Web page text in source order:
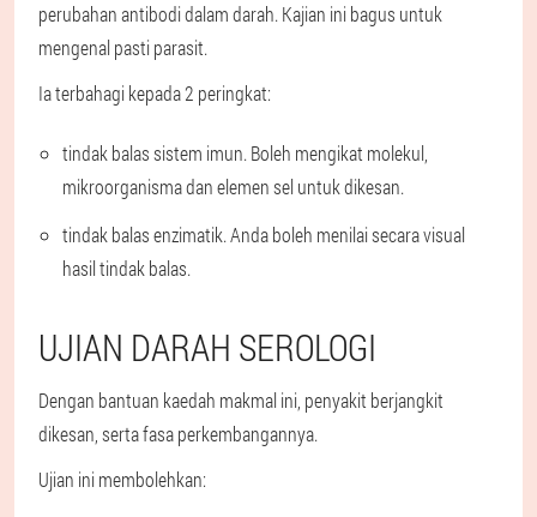
perubahan antibodi dalam darah. Kajian ini bagus untuk
mengenal pasti parasit.
Ia terbahagi kepada 2 peringkat:
tindak balas sistem imun. Boleh mengikat molekul,
mikroorganisma dan elemen sel untuk dikesan.
tindak balas enzimatik. Anda boleh menilai secara visual
hasil tindak balas.
UJIAN DARAH SEROLOGI
Dengan bantuan kaedah makmal ini, penyakit berjangkit
dikesan, serta fasa perkembangannya.
Ujian ini membolehkan: